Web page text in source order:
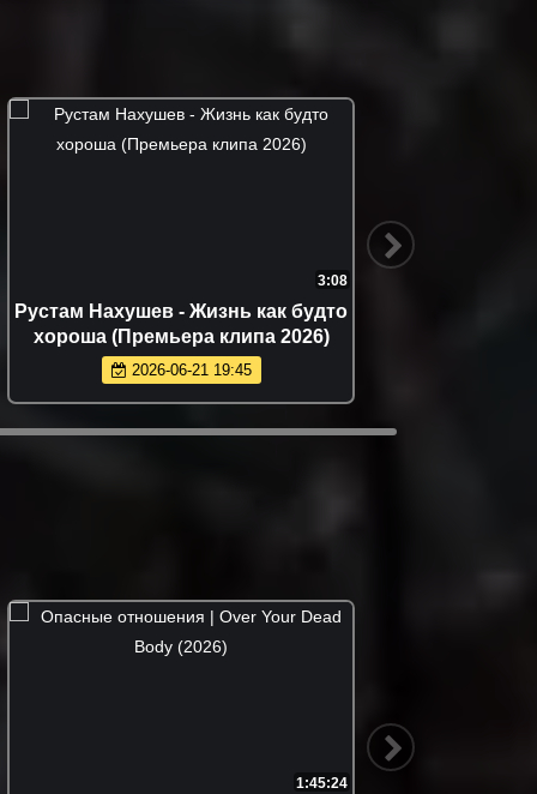
3:08
Рустам Нахушев - Жизнь как будто
хороша (Премьера клипа 2026)
2026-06-21 19:45
1:45:24